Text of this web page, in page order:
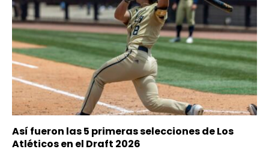
Así fueron las 5 primeras selecciones de Los
Atléticos en el Draft 2026